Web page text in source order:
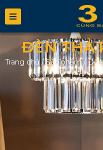
ĐÈN THẢ
Trang chủ/Sản phẩm/Đèn